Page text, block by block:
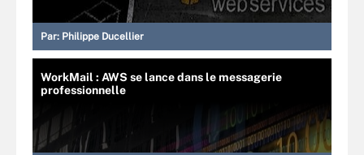
Par: Philippe Ducellier
WorkMail : AWS se lance dans le messagerie
professionnelle